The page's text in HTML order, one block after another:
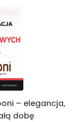
– elegancja,
dobę